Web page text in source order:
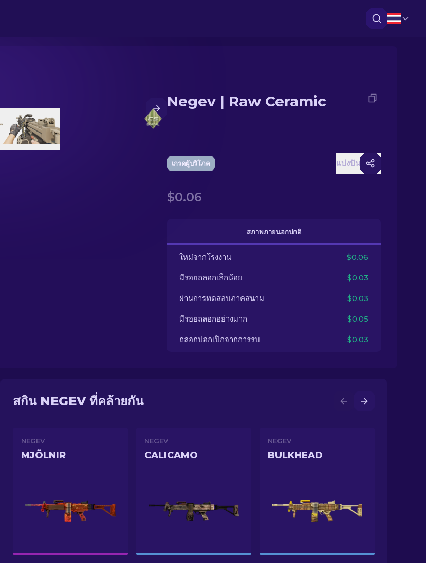
Negev | Raw Ceramic
เกรดผู้บริโภค แบ่งปัน
$0.06
สภาพภายนอกปกติ
ใหม่จากโรงงาน $0.06
มีรอยถลอกเล็กน้อย $0.03
ผ่านการทดสอบภาคสนาม $0.03
มีรอยถลอกอย่างมาก $0.05
ถลอกปอกเปิกจากการรบ $0.03
สกิน NEGEV ที่คล้ายกัน
NEGEV
MJÖLNIR
NEGEV
CALICAMO
NEGEV
BULKHEAD